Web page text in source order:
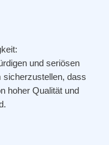
und seriösen
dass
hoher Qualität und